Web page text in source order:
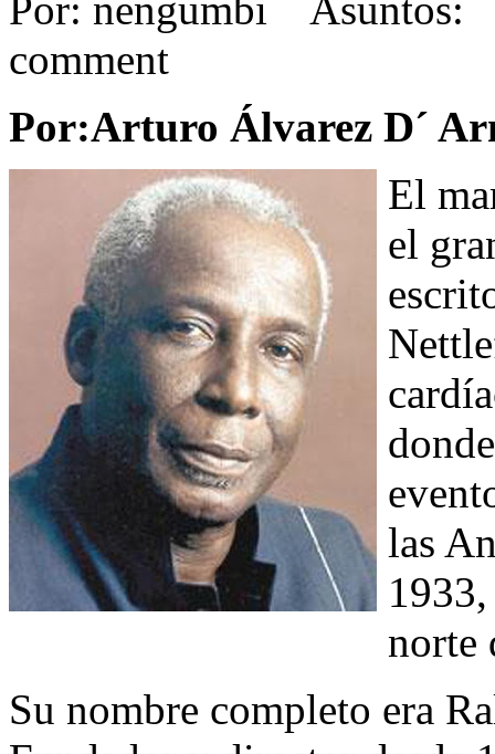
Por: nengumbi
comment
Por:Arturo Álvarez D´
El
el
las
norte
Su nombre completo era